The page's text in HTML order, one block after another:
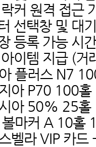
커 원격 접근
선택창 및 대
등록 가능 시
이템 지급 (거
플러스 N7
아 P70 100홀
아 50% 25홀
마커 A 10홀
벨라 VIP 카